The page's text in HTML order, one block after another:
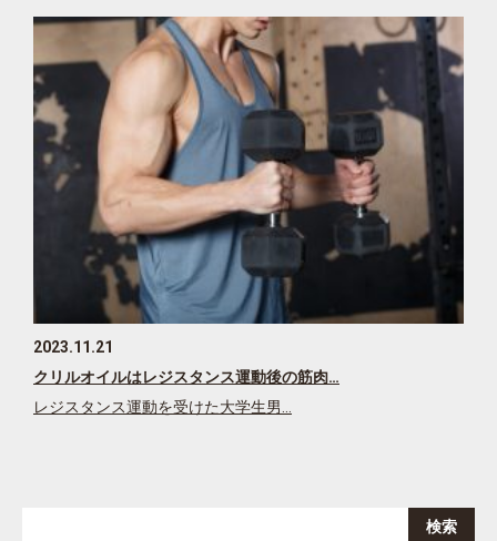
2023.11.21
クリルオイルはレジスタンス運動後の筋肉…
レジスタンス運動を受けた大学生男…